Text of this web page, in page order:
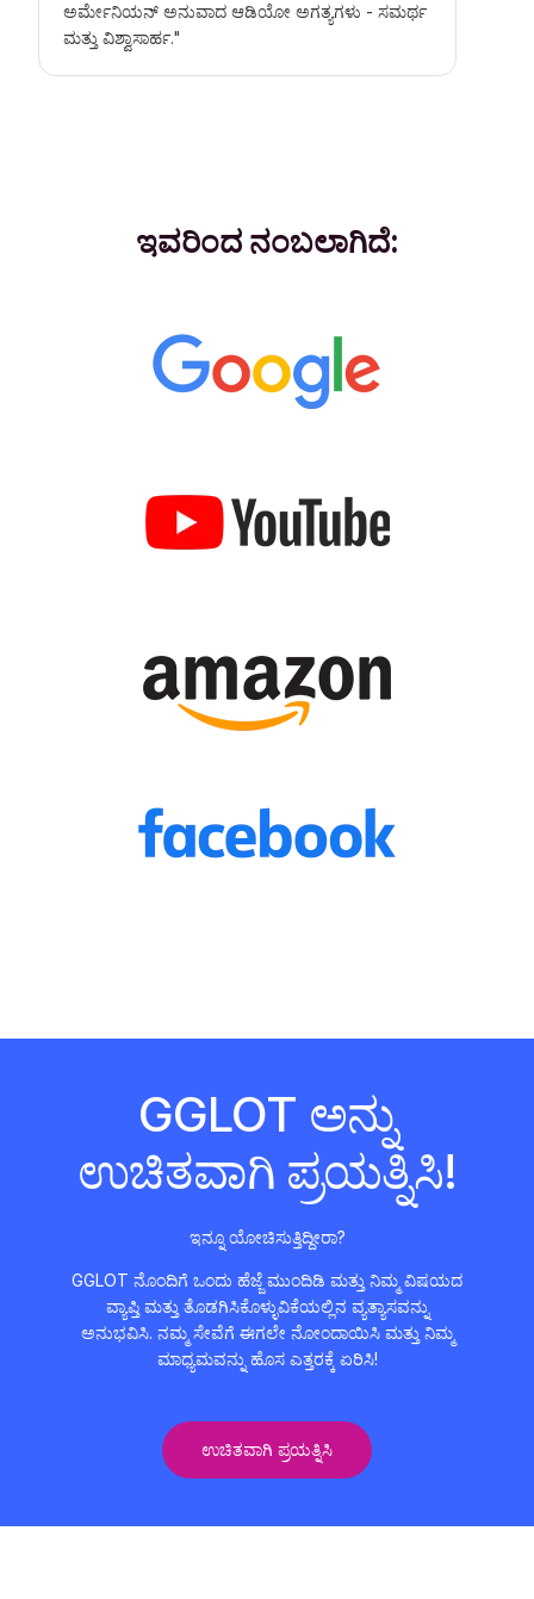
ಅರ್ಮೇನಿಯನ್ ಅನುವಾದ ಆಡಿಯೋ ಅಗತ್ಯಗಳು - ಸಮರ್ಥ
ಮತ್ತು ವಿಶ್ವಾಸಾರ್ಹ."
ಇವರಿಂದ ನಂಬಲಾಗಿದೆ:
GGLOT ಅನ್ನು
ಉಚಿತವಾಗಿ ಪ್ರಯತ್ನಿಸಿ!
ಇನ್ನೂ ಯೋಚಿಸುತ್ತಿದ್ದೀರಾ?
GGLOT ನೊಂದಿಗೆ ಒಂದು ಹೆಜ್ಜೆ ಮುಂದಿಡಿ ಮತ್ತು ನಿಮ್ಮ ವಿಷಯದ
ವ್ಯಾಪ್ತಿ ಮತ್ತು ತೊಡಗಿಸಿಕೊಳ್ಳುವಿಕೆಯಲ್ಲಿನ ವ್ಯತ್ಯಾಸವನ್ನು
ಅನುಭವಿಸಿ. ನಮ್ಮ ಸೇವೆಗೆ ಈಗಲೇ ನೋಂದಾಯಿಸಿ ಮತ್ತು ನಿಮ್ಮ
ಮಾಧ್ಯಮವನ್ನು ಹೊಸ ಎತ್ತರಕ್ಕೆ ಏರಿಸಿ!
ಉಚಿತವಾಗಿ ಪ್ರಯತ್ನಿಸಿ